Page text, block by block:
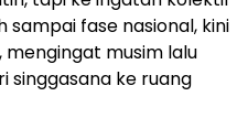
fase nasional, kini
musim lalu
singgasana ke ruang